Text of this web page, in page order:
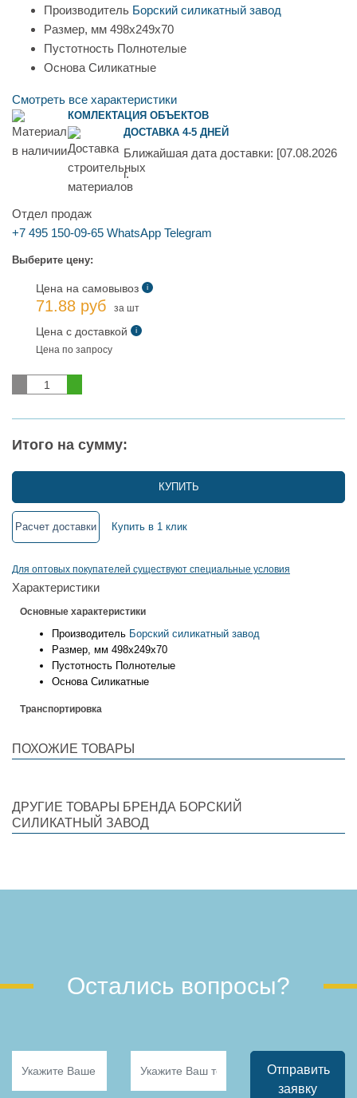
Производитель Борский силикатный завод
Размер, мм 498х249х70
Пустотность Полнотелые
Основа Силикатные
Смотреть все характеристики
КОМЛЕКТАЦИЯ ОБЪЕКТОВ
ДОСТАВКА 4-5 ДНЕЙ
Ближайшая дата доставки: [07.08.2026
г.
Отдел продаж
+7 495 150-09-65 WhatsApp Telegram
Выберите цену:
Цена на самовывоз i
71.88 руб за шт
Цена с доставкой i
Цена по запросу
Итого на сумму:
КУПИТЬ
Расчет доставки Купить в 1 клик
Для оптовых покупателей существуют специальные условия
Характеристики
Основные характеристики
Производитель Борский силикатный завод
Размер, мм 498х249х70
Пустотность Полнотелые
Основа Силикатные
Транспортировка
ПОХОЖИЕ ТОВАРЫ
ДРУГИЕ ТОВАРЫ БРЕНДА БОРСКИЙ
СИЛИКАТНЫЙ ЗАВОД
Остались вопросы?
Отправить
заявку